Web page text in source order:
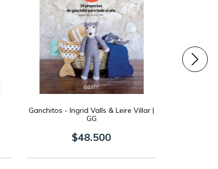
Ganchitos - Ingrid Valls & Leire Villar |
GG
$48.500